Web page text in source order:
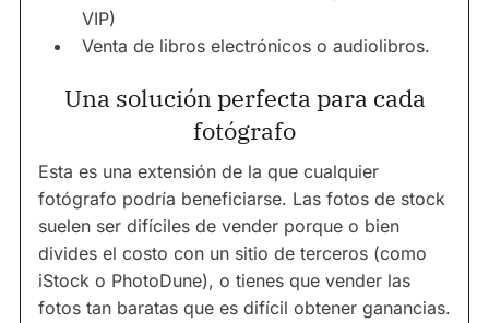
VIP)
Venta de libros electrónicos o audiolibros.
Una solución perfecta para cada
fotógrafo
Esta es una extensión de la que cualquier
fotógrafo podría beneficiarse. Las fotos de stock
suelen ser difíciles de vender porque o bien
divides el costo con un sitio de terceros (como
iStock o PhotoDune), o tienes que vender las
fotos tan baratas que es difícil obtener ganancias.